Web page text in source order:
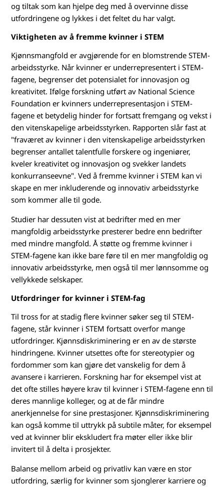
m
og tiltak som kan hjelpe deg med å overvinne disse
utfordringene og lykkes i det feltet du har valgt.
Viktigheten av å fremme kvinner i STEM
Kjønnsmangfold er avgjørende for en blomstrende STEM-
arbeidsstyrke. Når kvinner er underrepresentert i STEM-
fagene, begrenser det potensialet for innovasjon og
kreativitet. Ifølge forskning utført av National Science
Foundation er kvinners underrepresentasjon i STEM-
fagene et betydelig hinder for fortsatt fremgang og vekst i
den vitenskapelige arbeidsstyrken. Rapporten slår fast at
"fraværet av kvinner i den vitenskapelige arbeidsstyrken
begrenser antallet talentfulle forskere og ingeniører,
kveler kreativitet og innovasjon og svekker landets
konkurranseevne". Ved å fremme kvinner i STEM kan vi
skape en mer inkluderende og innovativ arbeidsstyrke
som kommer alle til gode.
Studier har dessuten vist at bedrifter med en mer
mangfoldig arbeidsstyrke presterer bedre enn bedrifter
med mindre mangfold. Å støtte og fremme kvinner i
STEM-fagene kan ikke bare føre til en mer mangfoldig og
innovativ arbeidsstyrke, men også til mer lønnsomme og
vellykkede selskaper.
Utfordringer for kvinner i STEM-fag
Til tross for at stadig flere kvinner søker seg til STEM-
fagene, står kvinner i STEM fortsatt overfor mange
utfordringer. Kjønnsdiskriminering er en av de største
hindringene. Kvinner utsettes ofte for stereotypier og
fordommer som kan gjøre det vanskelig for dem å
avansere i karrieren. Forskning har for eksempel vist at
det ofte stilles høyere krav til kvinner i STEM-fagene enn til
deres mannlige kolleger, og at de får mindre
anerkjennelse for sine prestasjoner. Kjønnsdiskriminering
kan også komme til uttrykk på subtile måter, for eksempel
ved at kvinner blir ekskludert fra møter eller ikke blir
invitert til å delta i prosjekter.
Balanse mellom arbeid og privatliv kan være en stor
utfordring, særlig for kvinner som sjonglerer karriere og